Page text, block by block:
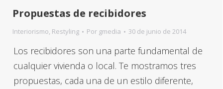
Propuestas de recibidores
Interiorismo, Restyling Por gmedia 30 de junio de 2014
Los recibidores son una parte fundamental de
cualquier vivienda o local. Te mostramos tres
propuestas, cada una de un estilo diferente,